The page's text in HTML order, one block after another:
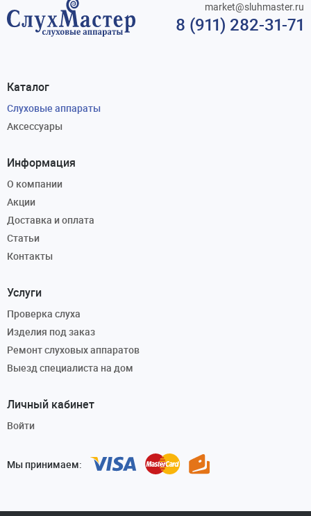
8 (911) 282-31-71
market@sluhmaster.ru
Каталог
Слуховые аппараты
Аксессуары
Информация
О компании
Акции
Доставка и оплата
Статьи
Контакты
Услуги
Проверка слуха
Изделия под заказ
Ремонт слуховых аппаратов
Выезд специалиста на дом
Личный кабинет
Войти
Мы принимаем: